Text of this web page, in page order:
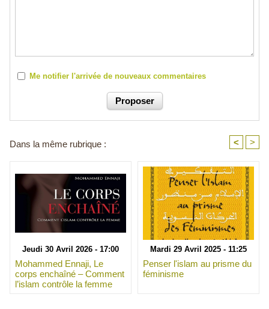
Me notifier l'arrivée de nouveaux commentaires
Dans la même rubrique : < >
Jeudi 30 Avril 2026 - 17:00
Mohammed Ennaji, Le
corps enchaîné – Comment
l’islam contrôle la femme
Mardi 29 Avril 2025 - 11:25
Penser l'islam au prisme du
féminisme